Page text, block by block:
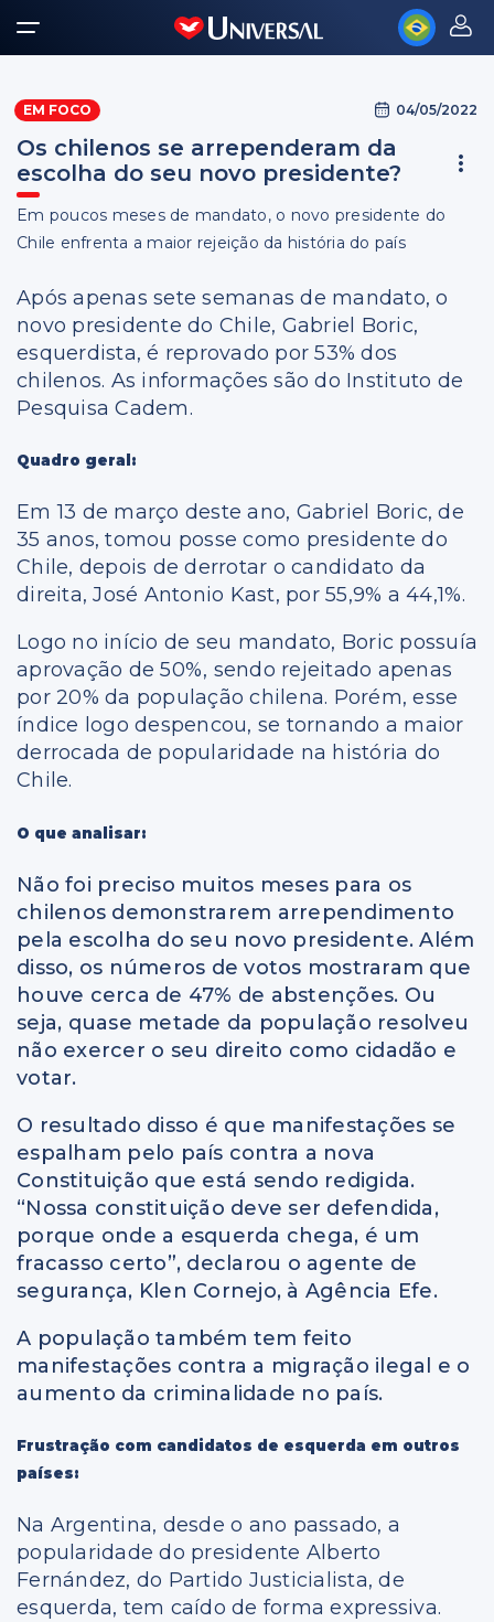
EM FOCO 04/05/2022
Os chilenos se arrependeram da
escolha do seu novo presidente?
Em poucos meses de mandato, o novo presidente do
Chile enfrenta a maior rejeição da história do país
Após apenas sete semanas de mandato, o
novo presidente do Chile, Gabriel Boric,
esquerdista, é reprovado por 53% dos
chilenos. As informações são do Instituto de
Pesquisa Cadem.
Quadro geral:
Em 13 de março deste ano, Gabriel Boric, de
35 anos, tomou posse como presidente do
Chile, depois de derrotar o candidato da
direita, José Antonio Kast, por 55,9% a 44,1%.
Logo no início de seu mandato, Boric possuía
aprovação de 50%, sendo rejeitado apenas
por 20% da população chilena. Porém, esse
índice logo despencou, se tornando a maior
derrocada de popularidade na história do
Chile.
O que analisar:
Não foi preciso muitos meses para os
chilenos demonstrarem arrependimento
pela escolha do seu novo presidente. Além
disso, os números de votos mostraram que
houve cerca de 47% de abstenções. Ou
seja, quase metade da população resolveu
não exercer o seu direito como cidadão e
votar.
O resultado disso é que manifestações se
espalham pelo país contra a nova
Constituição que está sendo redigida.
“Nossa constituição deve ser defendida,
porque onde a esquerda chega, é um
fracasso certo”, declarou o agente de
segurança, Klen Cornejo, à Agência Efe.
A população também tem feito
manifestações contra a migração ilegal e o
aumento da criminalidade no país.
Frustração com candidatos de esquerda em outros
países:
Na Argentina, desde o ano passado, a
popularidade do presidente Alberto
Fernández, do Partido Justicialista, de
esquerda, tem caído de forma expressiva.